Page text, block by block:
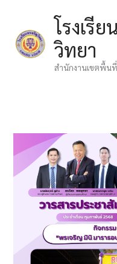
content
โรงเรี
วิทยา
สำนักงานเขตพื้น